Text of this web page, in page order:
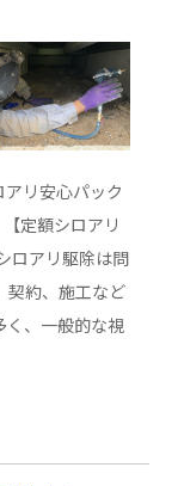
利用者と
守る
リ安心パック
定額シロアリ
ロアリ駆除は問
契約、施工など
く、一般的な視